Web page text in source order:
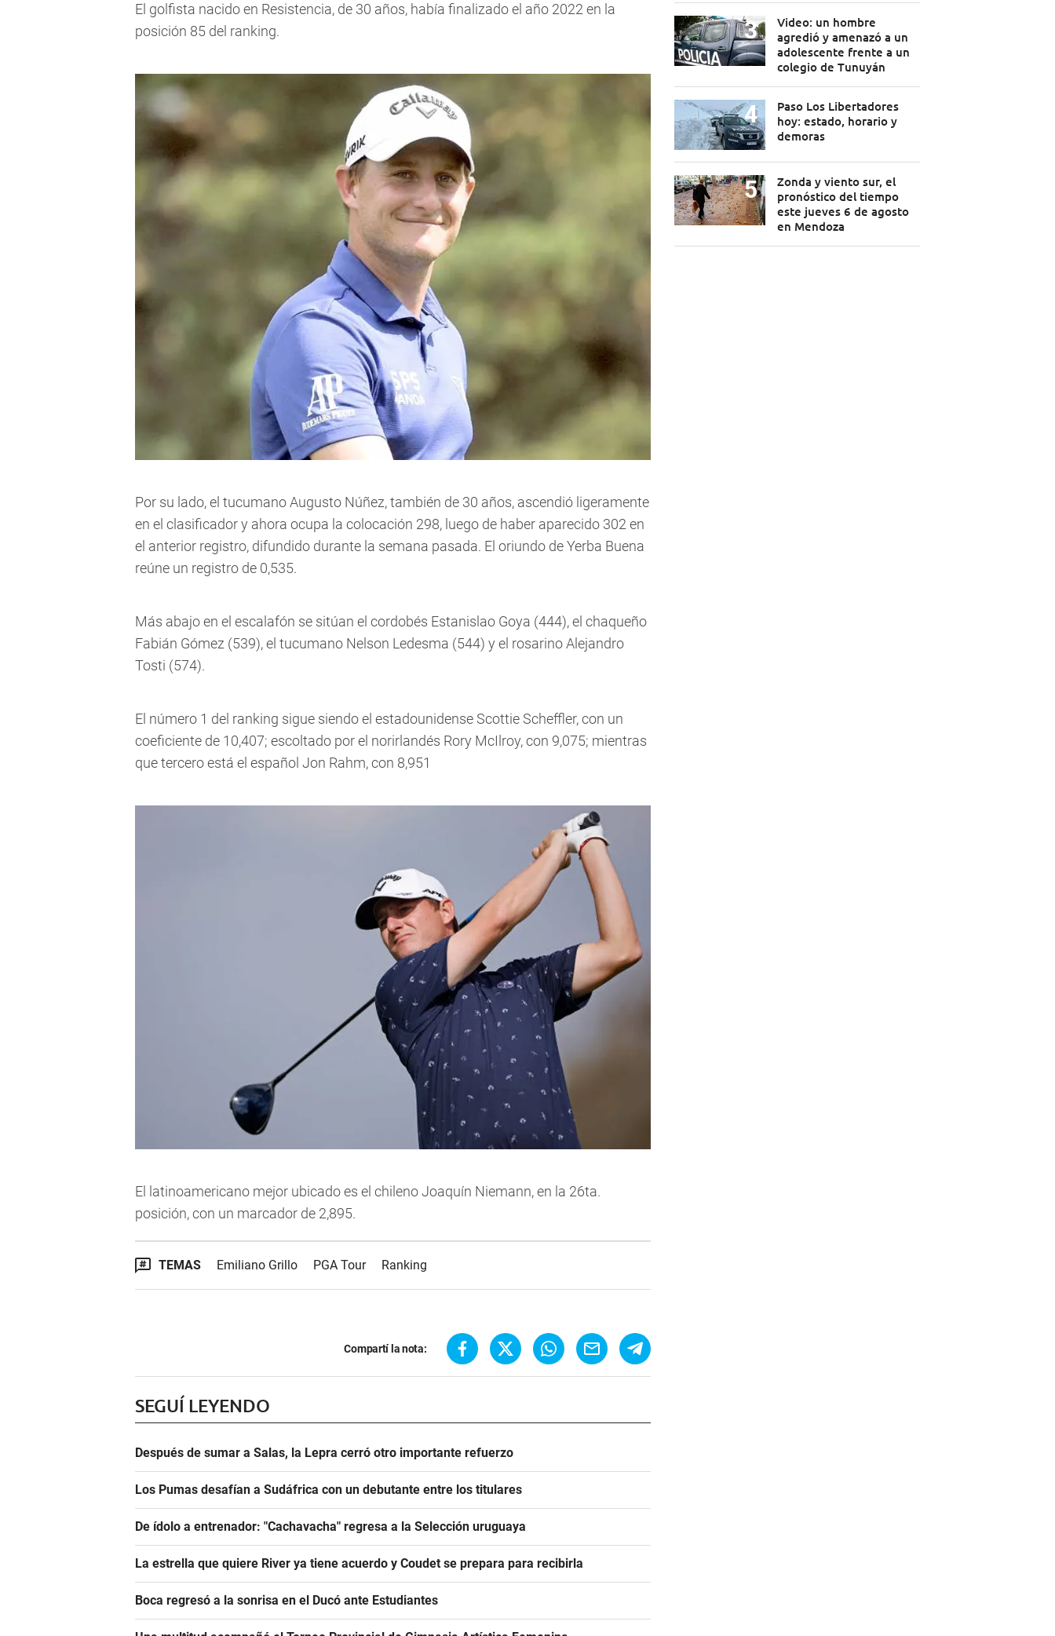
El golfista nacido en Resistencia, de 30 años, había finalizado el año 2022 en la
posición 85 del ranking.
Por su lado, el tucumano Augusto Núñez, también de 30 años, ascendió ligeramente
en el clasificador y ahora ocupa la colocación 298, luego de haber aparecido 302 en
el anterior registro, difundido durante la semana pasada. El oriundo de Yerba Buena
reúne un registro de 0,535.
Más abajo en el escalafón se sitúan el cordobés Estanislao Goya (444), el chaqueño
Fabián Gómez (539), el tucumano Nelson Ledesma (544) y el rosarino Alejandro
Tosti (574).
El número 1 del ranking sigue siendo el estadounidense Scottie Scheffler, con un
coeficiente de 10,407; escoltado por el norirlandés Rory McIlroy, con 9,075; mientras
que tercero está el español Jon Rahm, con 8,951
El latinoamericano mejor ubicado es el chileno Joaquín Niemann, en la 26ta.
posición, con un marcador de 2,895.
TEMAS Emiliano Grillo PGA Tour Ranking
Compartí la nota:
SEGUÍ LEYENDO
Después de sumar a Salas, la Lepra cerró otro importante refuerzo
Los Pumas desafían a Sudáfrica con un debutante entre los titulares
De ídolo a entrenador: "Cachavacha" regresa a la Selección uruguaya
La estrella que quiere River ya tiene acuerdo y Coudet se prepara para recibirla
Boca regresó a la sonrisa en el Ducó ante Estudiantes
Video: un hombre
agredió y amenazó a un
adolescente frente a un
colegio de Tunuyán
Paso Los Libertadores
hoy: estado, horario y
demoras
Zonda y viento sur, el
pronóstico del tiempo
este jueves 6 de agosto
en Mendoza